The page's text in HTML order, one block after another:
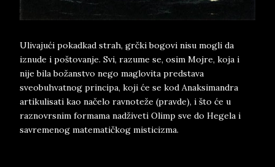
Ulivajući pokadkad strah, grčki bogovi nisu mogli da
iznude i poštovanje. Svi, razume se, osim Mojre, koja i
nije bila božanstvo nego maglovita predstava
sveobuhvatnog principa, koji će se kod Anaksimandra
artikulisati kao načelo ravnoteže (pravde), i što će u
raznovrsnim formama nadživeti Olimp sve do Hegela i
savremenog matematičkog misticizma.